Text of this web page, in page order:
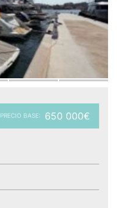
PRECIO BASE: 650 000€